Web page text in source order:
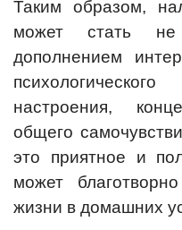
Таким образом,
может стать не
дополнением
настроения,
общего
это приятное и
может
жизни в домашних